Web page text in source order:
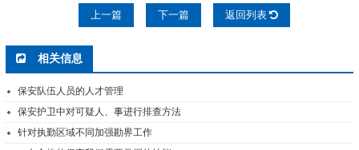
上一篇 下一篇 返回列表
相关信息
保安队伍人员的人才管理
保安护卫中对可疑人、事进行排查方法
针对执勤区域不同加强勘界工作